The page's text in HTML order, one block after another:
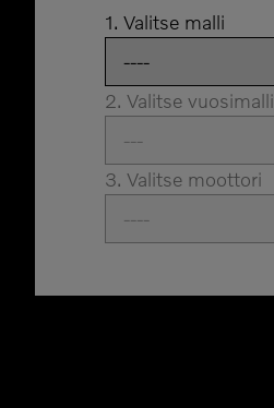
1. Valitse malli
2. Valitse vuosimalli
3. Valitse moottori